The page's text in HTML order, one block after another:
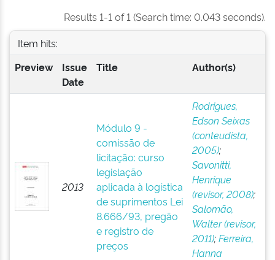
Results 1-1 of 1 (Search time: 0.043 seconds).
Item hits:
Preview
Issue
Date
Title Author(s)
2013
Módulo 9 -
comissão de
licitação: curso
legislação
aplicada à logística
de suprimentos Lei
8.666/93, pregão
e registro de
preços
Rodrigues,
Edson Seixas
(conteudista,
2005);
Savonitti,
Henrique
(revisor, 2008);
Salomão,
Walter (revisor,
2011);Ferreira,
Hanna